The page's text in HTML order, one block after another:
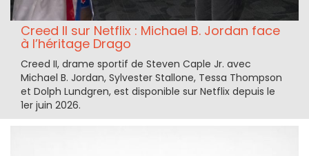
Creed II sur Netflix : Michael B. Jordan face
à l’héritage Drago
Creed II, drame sportif de Steven Caple Jr. avec
Michael B. Jordan, Sylvester Stallone, Tessa Thompson
et Dolph Lundgren, est disponible sur Netflix depuis le
1er juin 2026.